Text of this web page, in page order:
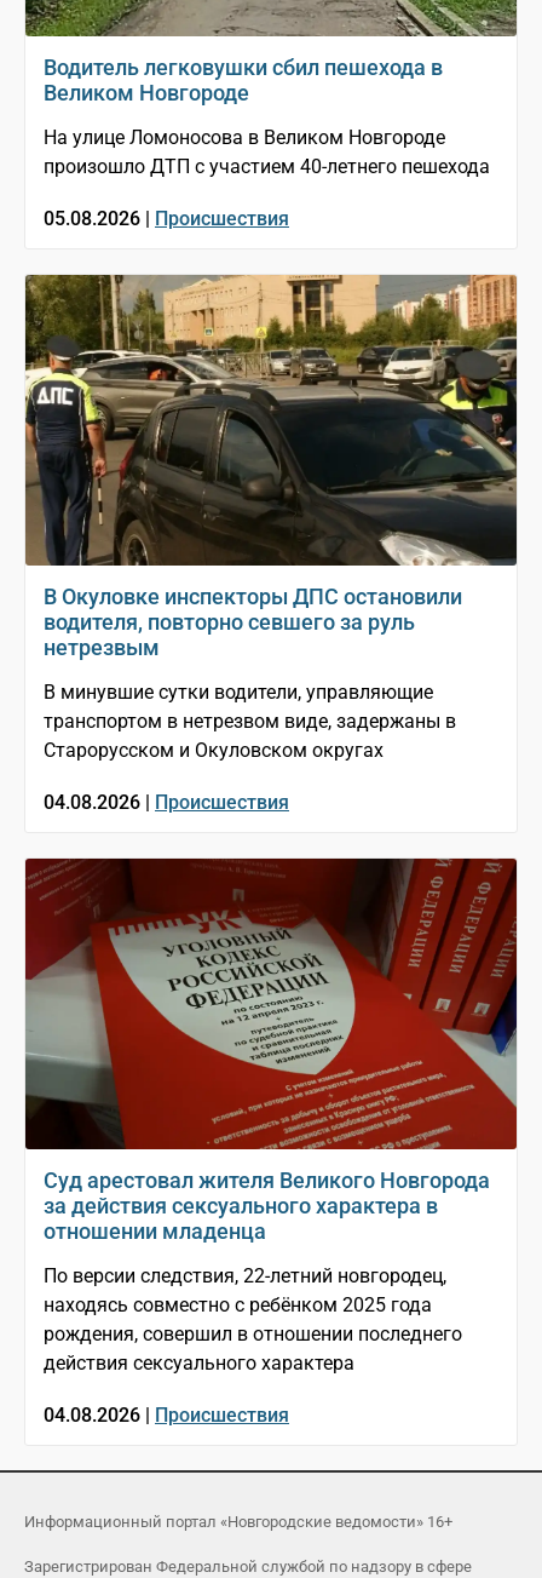
Водитель легковушки сбил пешехода в
Великом Новгороде
На улице Ломоносова в Великом Новгороде
произошло ДТП с участием 40-летнего пешехода
05.08.2026 | Происшествия
В Окуловке инспекторы ДПС остановили
водителя, повторно севшего за руль
нетрезвым
В минувшие сутки водители, управляющие
транспортом в нетрезвом виде, задержаны в
Старорусском и Окуловском округах
04.08.2026 | Происшествия
Суд арестовал жителя Великого Новгорода
за действия сексуального характера в
отношении младенца
По версии следствия, 22-летний новгородец,
находясь совместно с ребёнком 2025 года
рождения, совершил в отношении последнего
действия сексуального характера
04.08.2026 | Происшествия
Информационный портал «Новгородские ведомости» 16+
Зарегистрирован Федеральной службой по надзору в сфере